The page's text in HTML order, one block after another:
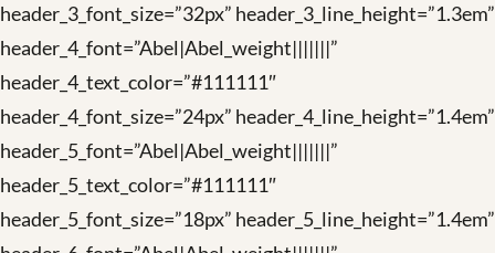
header_3_font_size=”32px” header_3_line_height=”1.3em”
header_4_font=”Abel|Abel_weight|||||||”
header_4_text_color=”#111111″
header_4_font_size=”24px” header_4_line_height=”1.4em”
header_5_font=”Abel|Abel_weight|||||||”
header_5_text_color=”#111111″
header_5_font_size=”18px” header_5_line_height=”1.4em”